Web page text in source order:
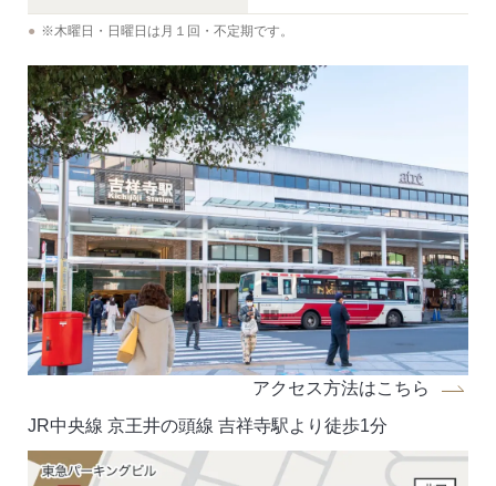
※木曜日・日曜日は月１回・不定期です。
アクセス方法はこちら
JR中央線 京王井の頭線 吉祥寺駅より徒歩1分